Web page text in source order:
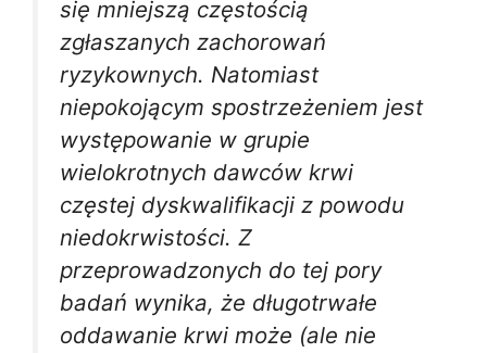
się mniejszą częstością
zgłaszanych zachorowań
ryzykownych. Natomiast
niepokojącym spostrzeżeniem jest
występowanie w grupie
wielokrotnych dawców krwi
częstej dyskwalifikacji z powodu
niedokrwistości. Z
przeprowadzonych do tej pory
badań wynika, że długotrwałe
oddawanie krwi może (ale nie